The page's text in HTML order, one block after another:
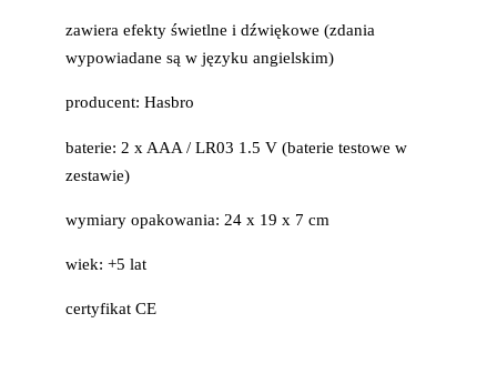
zawiera efekty świetlne i dźwiękowe (zdania
wypowiadane są w języku angielskim)
producent: Hasbro
baterie: 2 x AAA / LR03 1.5 V (baterie testowe w
zestawie)
wymiary opakowania: 24 x 19 x 7 cm
wiek: +5 lat
certyfikat CE